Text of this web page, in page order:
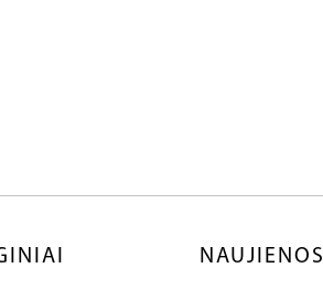
NAUJIENOS